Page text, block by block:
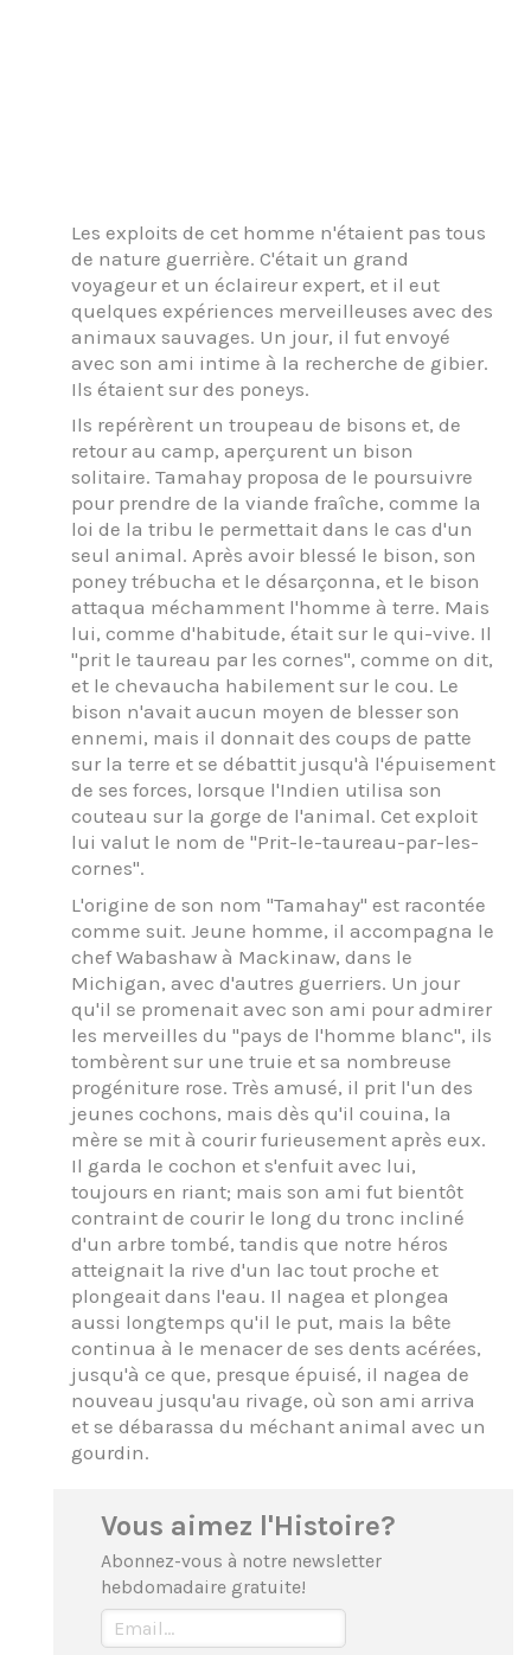
Les exploits de cet homme n'étaient pas tous
de nature guerrière. C'était un grand
voyageur et un éclaireur expert, et il eut
quelques expériences merveilleuses avec des
animaux sauvages. Un jour, il fut envoyé
avec son ami intime à la recherche de gibier.
Ils étaient sur des poneys.
Ils repérèrent un troupeau de bisons et, de
retour au camp, aperçurent un bison
solitaire. Tamahay proposa de le poursuivre
pour prendre de la viande fraîche, comme la
loi de la tribu le permettait dans le cas d'un
seul animal. Après avoir blessé le bison, son
poney trébucha et le désarçonna, et le bison
attaqua méchamment l'homme à terre. Mais
lui, comme d'habitude, était sur le qui-vive. Il
"prit le taureau par les cornes", comme on dit,
et le chevaucha habilement sur le cou. Le
bison n'avait aucun moyen de blesser son
ennemi, mais il donnait des coups de patte
sur la terre et se débattit jusqu'à l'épuisement
de ses forces, lorsque l'Indien utilisa son
couteau sur la gorge de l'animal. Cet exploit
lui valut le nom de "Prit-le-taureau-par-les-
cornes".
L'origine de son nom "Tamahay" est racontée
comme suit. Jeune homme, il accompagna le
chef Wabashaw à Mackinaw, dans le
Michigan, avec d'autres guerriers. Un jour
qu'il se promenait avec son ami pour admirer
les merveilles du "pays de l'homme blanc", ils
tombèrent sur une truie et sa nombreuse
progéniture rose. Très amusé, il prit l'un des
jeunes cochons, mais dès qu'il couina, la
mère se mit à courir furieusement après eux.
Il garda le cochon et s'enfuit avec lui,
toujours en riant; mais son ami fut bientôt
contraint de courir le long du tronc incliné
d'un arbre tombé, tandis que notre héros
atteignait la rive d'un lac tout proche et
plongeait dans l'eau. Il nagea et plongea
aussi longtemps qu'il le put, mais la bête
continua à le menacer de ses dents acérées,
jusqu'à ce que, presque épuisé, il nagea de
nouveau jusqu'au rivage, où son ami arriva
et se débarassa du méchant animal avec un
gourdin.
Vous aimez l'Histoire?
Abonnez-vous à notre newsletter
hebdomadaire gratuite!